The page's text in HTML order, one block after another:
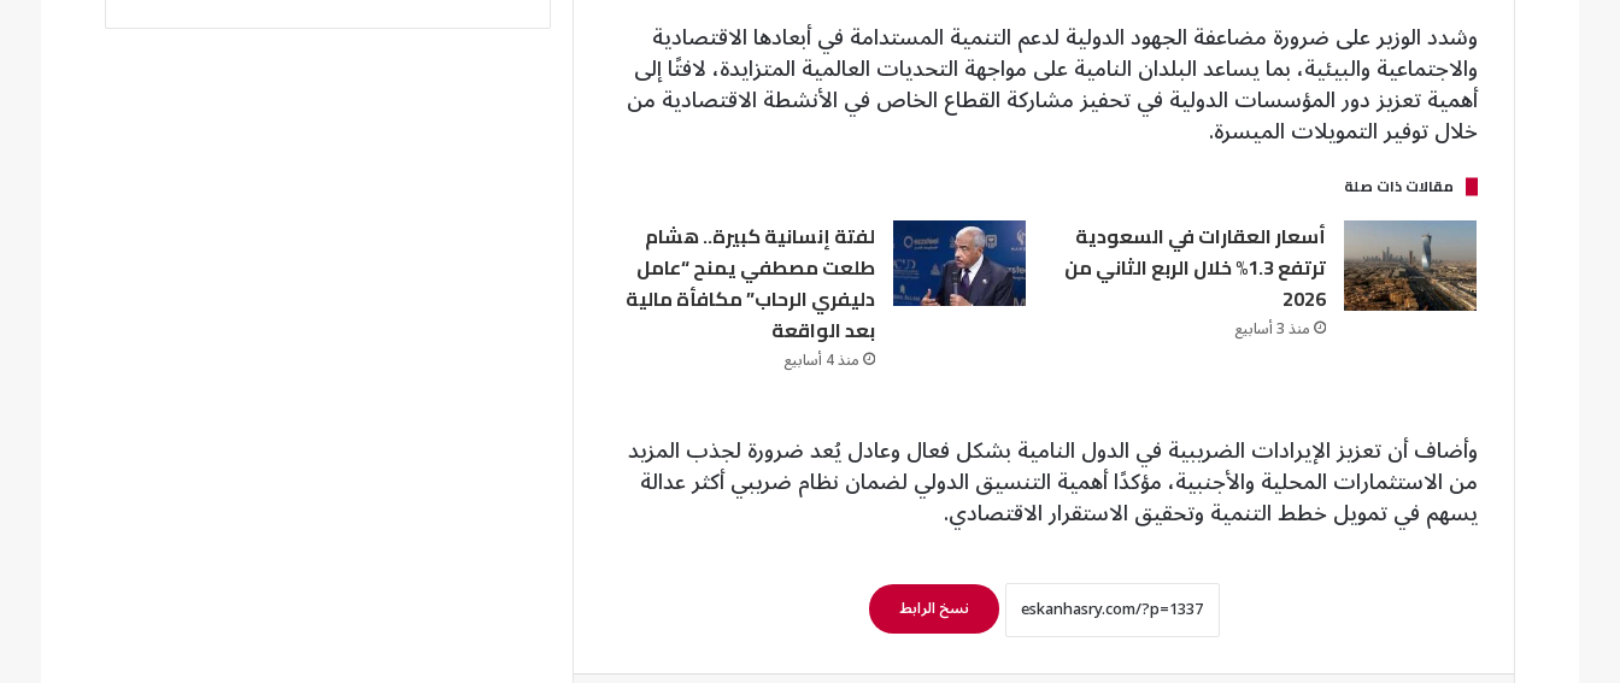
وشدد الوزير على ضرورة مضاعفة الجهود الدولية لدعم التنمية المستدامة في أبعادها الاقتصادية
والاجتماعية والبيئية، بما يساعد البلدان النامية على مواجهة التحديات العالمية المتزايدة، لافتًا إلى
أهمية تعزيز دور المؤسسات الدولية في تحفيز مشاركة القطاع الخاص في الأنشطة الاقتصادية من
خلال توفير التمويلات الميسرة.
مقالات ذات صلة
أسعار العقارات في السعودية
ترتفع 1.3% خلال الربع الثاني من
2026
منذ 3 أسابيع
لفتة إنسانية كبيرة.. هشام
طلعت مصطفي يمنح “عامل
دليفري الرحاب” مكافأة مالية
بعد الواقعة
منذ 4 أسابيع
وأضاف أن تعزيز الإيرادات الضريبية في الدول النامية بشكل فعال وعادل يُعد ضرورة لجذب المزيد
من الاستثمارات المحلية والأجنبية، مؤكدًا أهمية التنسيق الدولي لضمان نظام ضريبي أكثر عدالة
يسهم في تمويل خطط التنمية وتحقيق الاستقرار الاقتصادي.
نسخ الرابط